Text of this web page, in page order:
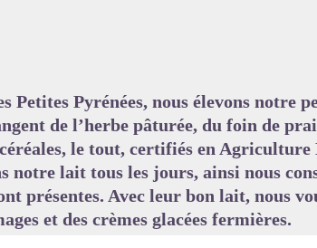
Petites Pyrénées, nous élevons notre
de l’herbe pâturée, du foin de
le tout, certifiés en Agriculture
notre lait tous les jours, ainsi nous
présentes. Avec leur bon lait, nous
et des crèmes glacées fermières.